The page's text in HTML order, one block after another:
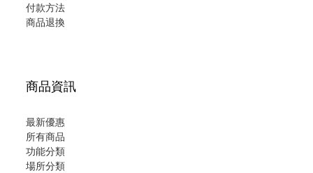
付款方法
商品退換
商品資訊
最新優惠
所有商品
功能分類
場所分類